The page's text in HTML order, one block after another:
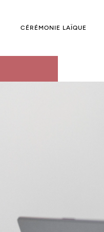
CÉRÉMONIE LAÏQUE